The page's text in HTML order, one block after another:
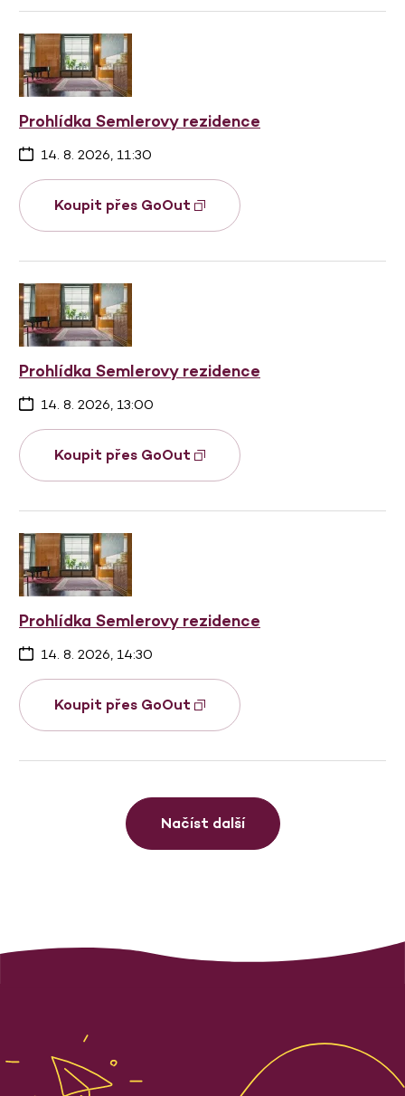
Prohlídka Semlerovy rezidence
14. 8. 2026, 11:30
Koupit přes GoOut
Prohlídka Semlerovy rezidence
14. 8. 2026, 13:00
Koupit přes GoOut
Prohlídka Semlerovy rezidence
14. 8. 2026, 14:30
Koupit přes GoOut
Načíst další